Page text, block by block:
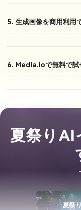
5. 生成画像を商用利用
6. Media.ioで無料で試
夏祭りAI
夏祭